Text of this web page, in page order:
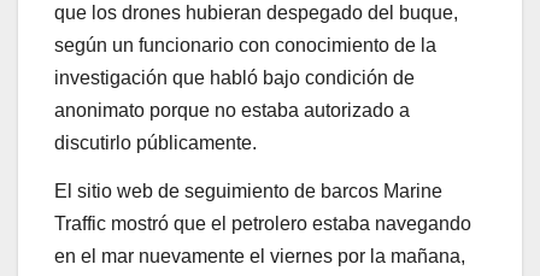
que los drones hubieran despegado del buque,
según un funcionario con conocimiento de la
investigación que habló bajo condición de
anonimato porque no estaba autorizado a
discutirlo públicamente.
El sitio web de seguimiento de barcos Marine
Traffic mostró que el petrolero estaba navegando
en el mar nuevamente el viernes por la mañana,